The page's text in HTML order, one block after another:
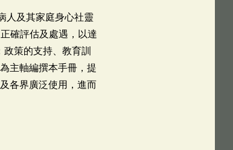
人及其家庭身心社靈
確評估及處遇，以達
策的支持、教育訓
主軸編撰本手冊，提
各界廣泛使用，進而